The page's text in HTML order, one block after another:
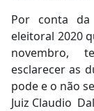
Por conta da
eleitoral 2020
novembro,
esclarecer as
pode e o não
Juiz Claudio